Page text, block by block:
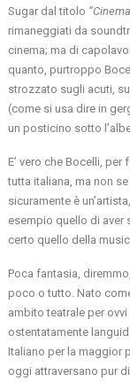
Sugar dal titolo
rimaneggiati da
cinema; ma di
quanto, purtroppo
strozzato sugli acuti,
(come si usa dire in
un posticino sotto
E’ vero che Bocelli,
tutta italiana, ma non
sicuramente è
esempio quello di aver
certo quello della
Poca fantasia,
poco o tutto. Nato
ambito teatrale per
ostentatamente
Italiano per la maggior
oggi attraversano pur